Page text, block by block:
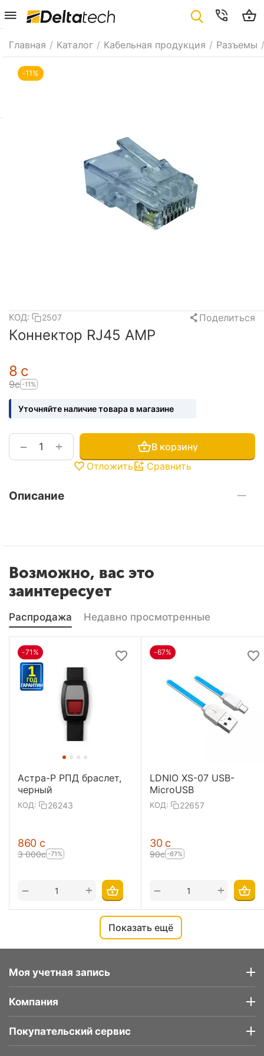
Главная / Каталог / Кабельная продукция / Разъемы /
-11%
КОД: 2507 Поделиться
Коннектор RJ45 AMP
‍8‍ с
‍9‍с -11%
Уточняйте наличие товара в магазине
+
−
В корзину
Отложить
Сравнить
Описание
Возможно, вас это
заинтересует
Распродажа Недавно просмотренные
-71%
Астра-Р РПД браслет,
черный
КОД: 26243
‍860‍ с
3 000с -71%
+
−
-67%
LDNIO XS-07 USB-
MicroUSB
КОД: 22657
‍30‍ с
‍90‍с -67%
+
−
Показать ещё
Моя учетная запись
Компания
Покупательский сервис